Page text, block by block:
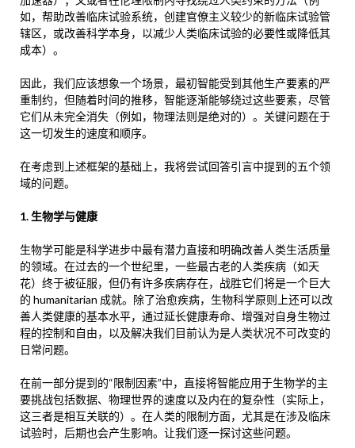
如，帮助改善临床试验系统，创建官僚主义较少的新临床试验管
辖区，或改善科学本身，以减少人类临床试验的必要性或降低其
成本）。
因此，我们应该想象一个场景，最初智能受到其他生产要素的严
重制约，但随着时间的推移，智能逐渐能够绕过这些要素，尽管
它们从未完全消失（例如，物理法则是绝对的）。关键问题在于
这一切发生的速度和顺序。
在考虑到上述框架的基础上，我将尝试回答引言中提到的五个领
域的问题。
1. 生物学与健康
生物学可能是科学进步中最有潜力直接和明确改善人类生活质量
的领域。在过去的一个世纪里，一些最古老的人类疾病（如天
花）终于被征服，但仍有许多疾病存在，战胜它们将是一个巨大
的 humanitarian 成就。除了治愈疾病，生物科学原则上还可以改
善人类健康的基本水平，通过延长健康寿命、增强对自身生物过
程的控制和自由，以及解决我们目前认为是人类状况不可改变的
日常问题。
在前一部分提到的“限制因素”中，直接将智能应用于生物学的主
要挑战包括数据、物理世界的速度以及内在的复杂性（实际上，
这三者是相互关联的）。在人类的限制方面，尤其是在涉及临床
试验时，后期也会产生影响。让我们逐一探讨这些问题。